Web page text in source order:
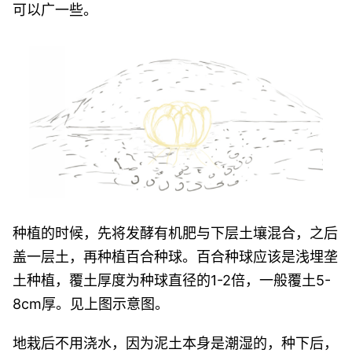
可以广一些。
种植的时候，先将发酵有机肥与下层土壤混合，之后
盖一层土，再种植百合种球。百合种球应该是浅埋垄
土种植，覆土厚度为种球直径的1-2倍，一般覆土5-
8cm厚。见上图示意图。
地栽后不用浇水，因为泥土本身是潮湿的，种下后，